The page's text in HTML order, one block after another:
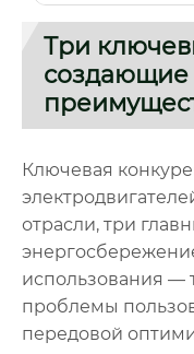
Три
создающие
Ключевая
отрасли, три
использования —
проблемы
передовой